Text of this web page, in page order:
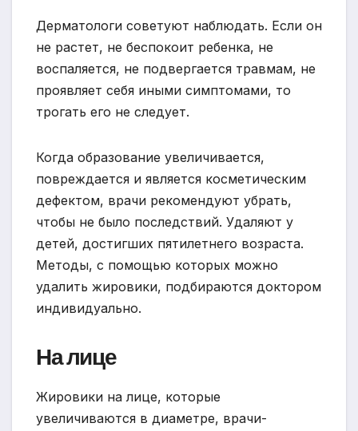
Дерматологи советуют наблюдать. Если он
не растет, не беспокоит ребенка, не
воспаляется, не подвергается травмам, не
проявляет себя иными симптомами, то
трогать его не следует.
Когда образование увеличивается,
повреждается и является косметическим
дефектом, врачи рекомендуют убрать,
чтобы не было последствий. Удаляют у
детей, достигших пятилетнего возраста.
Методы, с помощью которых можно
удалить жировики, подбираются доктором
индивидуально.
На лице
Жировики на лице, которые
увеличиваются в диаметре, врачи-